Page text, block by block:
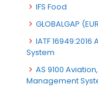
IFS Food
GLOBALGAP
IATF
System
AS 9100
Management